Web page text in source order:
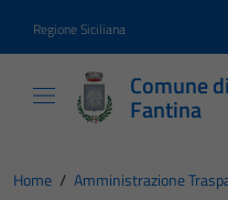
Regione Siciliana
Comune
Fantina
Home / Amministrazione